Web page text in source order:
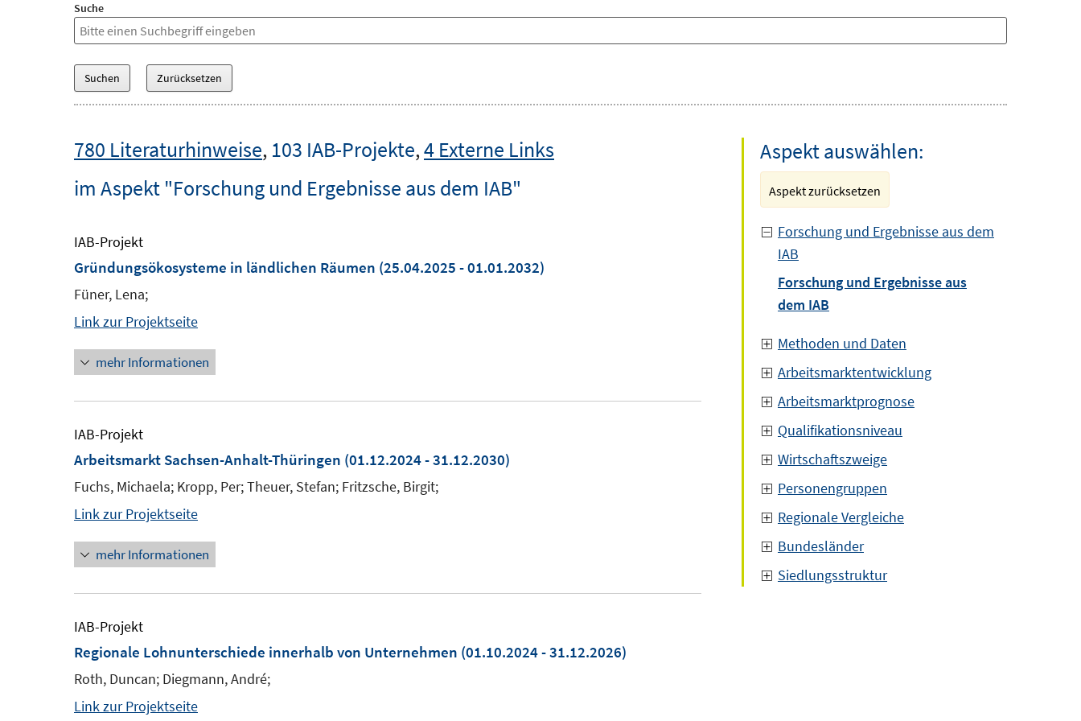
Suche
780 Literaturhinweise, 103 IAB-Projekte,4 Externe Links
im Aspekt "Forschung und Ergebnisse aus dem IAB"
IAB-Projekt
Gründungsökosysteme in ländlichen Räumen (25.04.2025 - 01.01.2032)
Füner, Lena;
Link zur Projektseite
mehr Informationen
IAB-Projekt
Arbeitsmarkt Sachsen-Anhalt-Thüringen (01.12.2024 - 31.12.2030)
Fuchs, Michaela; Kropp, Per; Theuer, Stefan; Fritzsche, Birgit;
Link zur Projektseite
mehr Informationen
IAB-Projekt
Regionale Lohnunterschiede innerhalb von Unternehmen (01.10.2024 - 31.12.2026)
Roth, Duncan; Diegmann, André;
Link zur Projektseite
Aspekt auswählen:
Aspekt zurücksetzen
Forschung und Ergebnisse aus dem
IAB
Forschung und Ergebnisse aus
dem IAB
Methoden und Daten
Arbeitsmarktentwicklung
Arbeitsmarktprognose
Qualifikationsniveau
Wirtschaftszweige
Personengruppen
Regionale Vergleiche
Bundesländer
Siedlungsstruktur